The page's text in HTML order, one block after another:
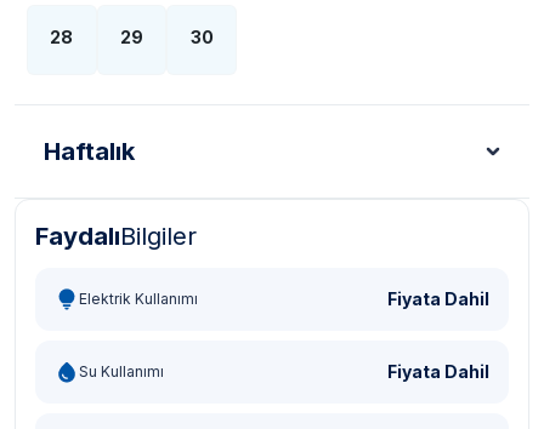
28 29 30
Haftalık
Türk Lirası - TL
FaydalıBilgiler
Elektrik Kullanımı Fiyata Dahil
Su Kullanımı Fiyata Dahil